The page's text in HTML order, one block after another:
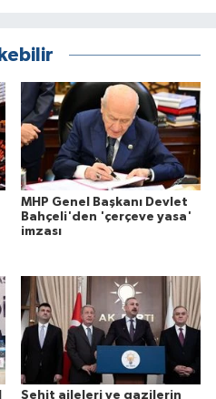
MHP Genel Başkanı Devlet
Bahçeli'den 'çerçeve yasa'
imzası
Şehit aileleri ve gazilerin